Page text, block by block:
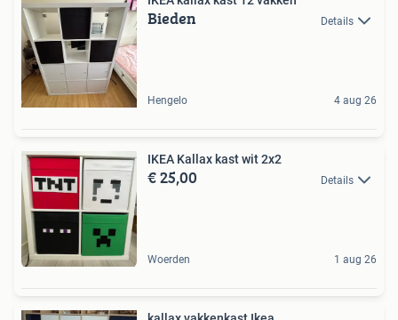
Bieden Details
Hengelo 4 aug 26
IKEA Kallax kast wit 2x2
€ 25,00 Details
Woerden 1 aug 26